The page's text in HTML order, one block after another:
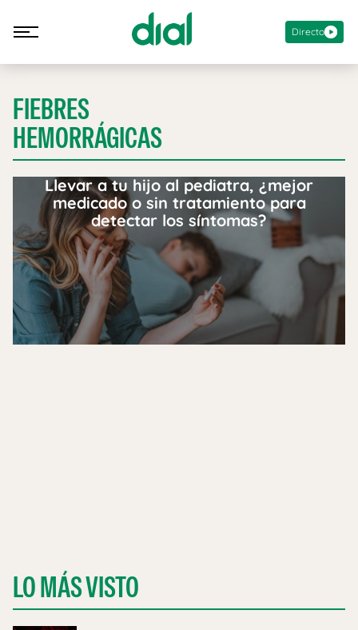
Directo
FIEBRES
HEMORRÁGICAS
Llevar a tu hijo al pediatra, ¿mejor
medicado o sin tratamiento para
detectar los síntomas?
LO MÁS VISTO